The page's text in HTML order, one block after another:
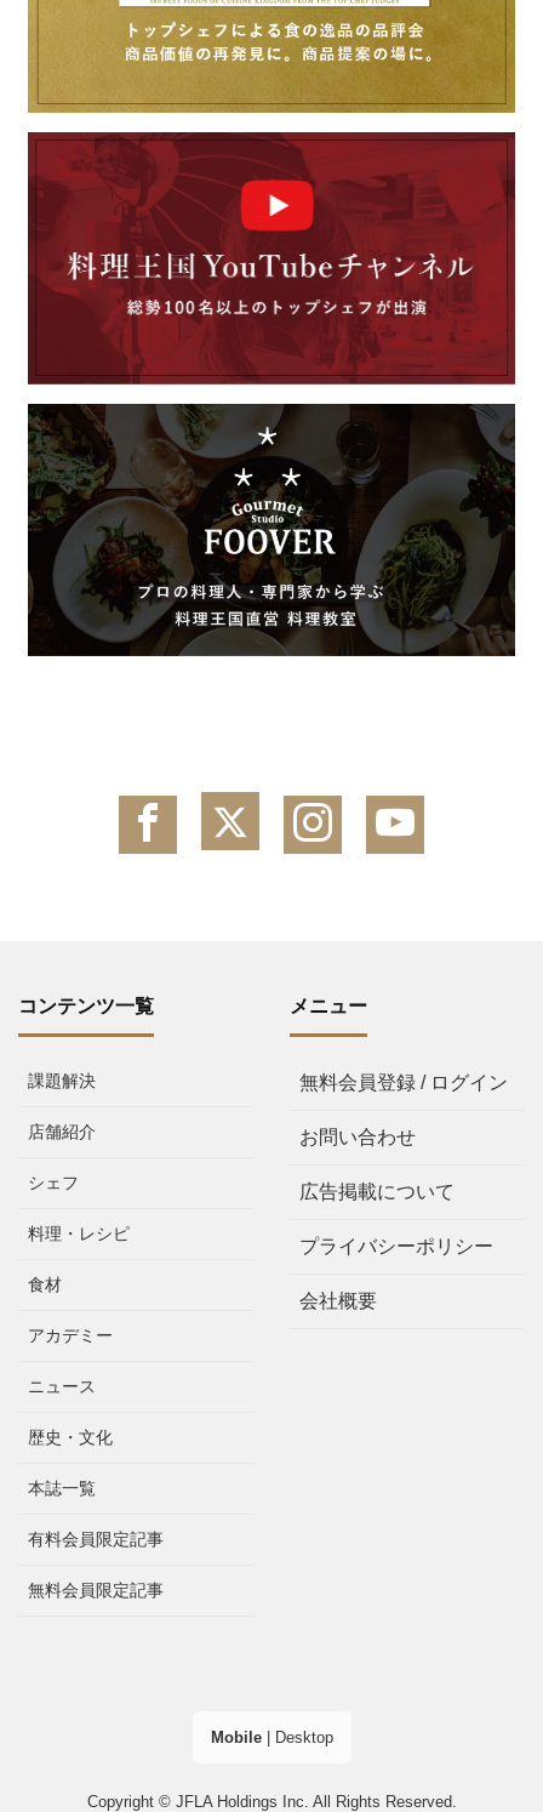
コンテンツ一覧
課題解決
店舗紹介
シェフ
料理・レシピ
食材
アカデミー
ニュース
歴史・文化
本誌一覧
有料会員限定記事
無料会員限定記事
メニュー
無料会員登録 / ログイン
お問い合わせ
広告掲載について
プライバシーポリシー
会社概要
Mobile| Desktop
Copyright © JFLA Holdings Inc. All Rights Reserved.